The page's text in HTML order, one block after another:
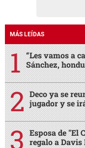
MÁS LEÍDAS
“Les vamos a
Sánchez,
Deco ya se
jugador y se
Esposa de "El
regalo a